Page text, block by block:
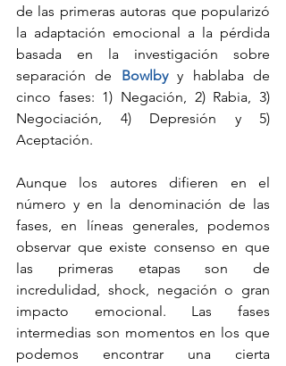
de las primeras autoras que popularizó
la adaptación emocional a la pérdida
basada en la investigación sobre
separación de Bowlby y hablaba de
cinco fases: 1) Negación, 2) Rabia, 3)
Negociación, 4) Depresión y 5)
Aceptación.
Aunque los autores difieren en el
número y en la denominación de las
fases, en líneas generales, podemos
observar que existe consenso en que
las primeras etapas son de
incredulidad, shock, negación o gran
impacto emocional. Las fases
intermedias son momentos en los que
podemos encontrar una cierta